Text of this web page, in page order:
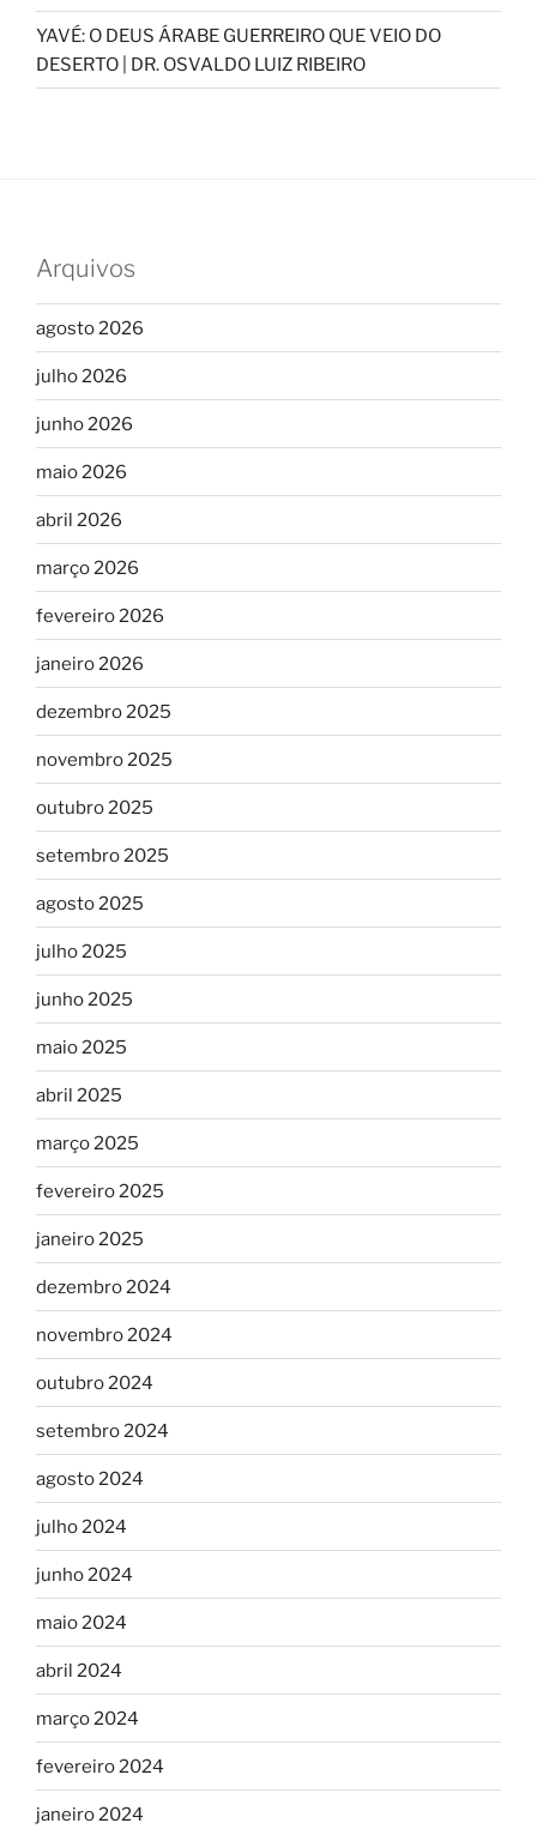
YAVÉ: O DEUS ÁRABE GUERREIRO QUE VEIO DO
DESERTO | DR. OSVALDO LUIZ RIBEIRO
Arquivos
agosto 2026
julho 2026
junho 2026
maio 2026
abril 2026
março 2026
fevereiro 2026
janeiro 2026
dezembro 2025
novembro 2025
outubro 2025
setembro 2025
agosto 2025
julho 2025
junho 2025
maio 2025
abril 2025
março 2025
fevereiro 2025
janeiro 2025
dezembro 2024
novembro 2024
outubro 2024
setembro 2024
agosto 2024
julho 2024
junho 2024
maio 2024
abril 2024
março 2024
fevereiro 2024
janeiro 2024